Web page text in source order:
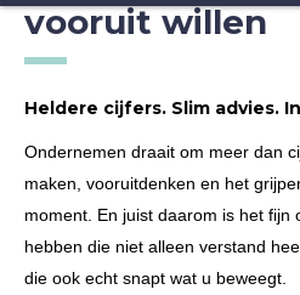
vooruit willen
Heldere cijfers. Slim advies.
Ondernemen draait om meer dan
maken, vooruitdenken en het
moment. En juist daarom is het fijn
hebben die niet alleen verstand
die ook echt snapt wat u beweegt.